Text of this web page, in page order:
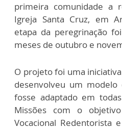
primeira comunidade a
Igreja Santa Cruz, em
etapa da peregrinação
meses de outubro e
O projeto foi uma
desenvolveu um modelo
fosse adaptado em
Missões com o
Vocacional Redentorista